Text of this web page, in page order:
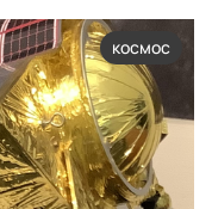
космос